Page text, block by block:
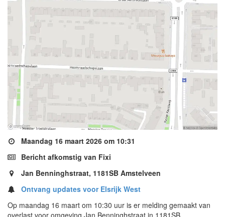
Maandag 16 maart 2026 om 10:31
Bericht afkomstig van Fixi
Jan Benninghstraat, 1181SB Amstelveen
Ontvang updates voor Elsrijk West
Op maandag 16 maart om 10:30 uur is er melding gemaakt van
overlast voor omgeving Jan Benninghstraat in 1181SB